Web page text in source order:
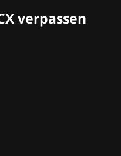
verpassen